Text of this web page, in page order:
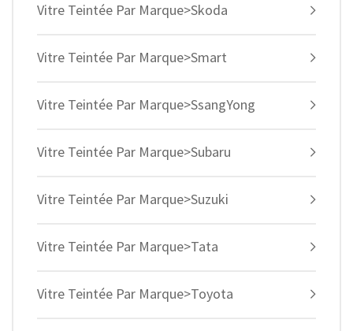
Vitre Teintée Par Marque>Skoda
Vitre Teintée Par Marque>Smart
Vitre Teintée Par Marque>SsangYong
Vitre Teintée Par Marque>Subaru
Vitre Teintée Par Marque>Suzuki
Vitre Teintée Par Marque>Tata
Vitre Teintée Par Marque>Toyota